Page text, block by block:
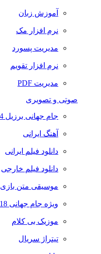
آموزش زبان
نرم افزار مک
مدیریت پسورد
نرم افزار تقویم
مدیریت PDF
صوتی و تصویری
جام جهانی برزیل 2014
آهنگ ایرانی
دانلود فیلم ایرانی
دانلود فیلم خارجی
موسیقی متن بازی
ویژه جام جهانی 2018 روسیه
موزیک بی کلام
تیتراژ سریال